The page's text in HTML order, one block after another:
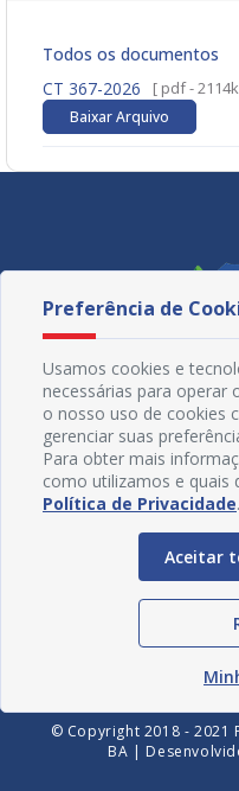
Todos os documentos
CT 367-2026
[ pdf -
Baixar Arquivo
© Copyright 2018 - 2021
BA |
Preferência de
Usamos cookies e
necessárias para operar
o nosso uso de cookies
gerenciar suas
Para obter mais
como utilizamos e quais
Política de Privacidade.
Aceitar